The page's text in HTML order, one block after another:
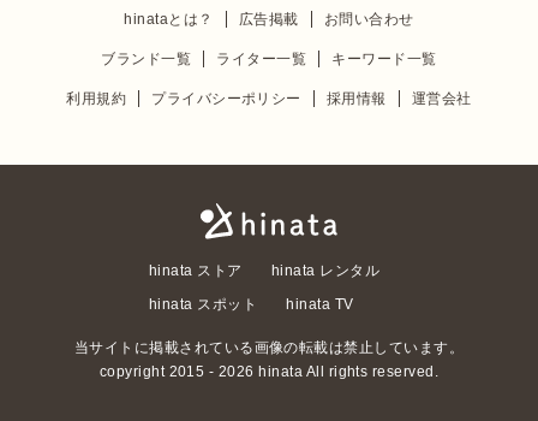
hinataとは？ 広告掲載 お問い合わせ
ブランド一覧 ライター一覧 キーワード一覧
利用規約 プライバシーポリシー 採用情報 運営会社
hinata ストア
hinata レンタル
hinata スポット
hinata TV
当サイトに掲載されている画像の転載は禁止しています。
copyright 2015 - 2026 hinata All rights reserved.